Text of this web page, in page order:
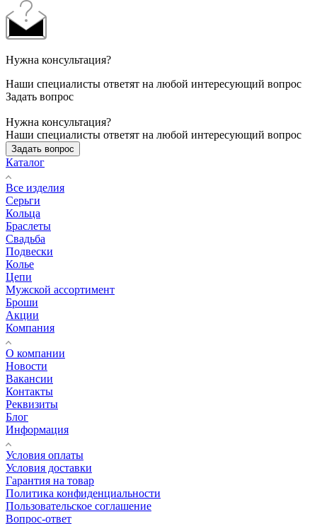
Нужна консультация?
Наши специалисты ответят на любой интересующий вопрос
Задать вопрос
Нужна консультация?
Наши специалисты ответят на любой интересующий вопрос
Задать вопрос
Каталог
Все изделия
Серьги
Кольца
Браслеты
Свадьба
Подвески
Колье
Цепи
Мужской ассортимент
Броши
Акции
Компания
О компании
Новости
Вакансии
Контакты
Реквизиты
Блог
Информация
Условия оплаты
Условия доставки
Гарантия на товар
Политика конфиденциальности
Пользовательское соглашение
Вопрос-ответ